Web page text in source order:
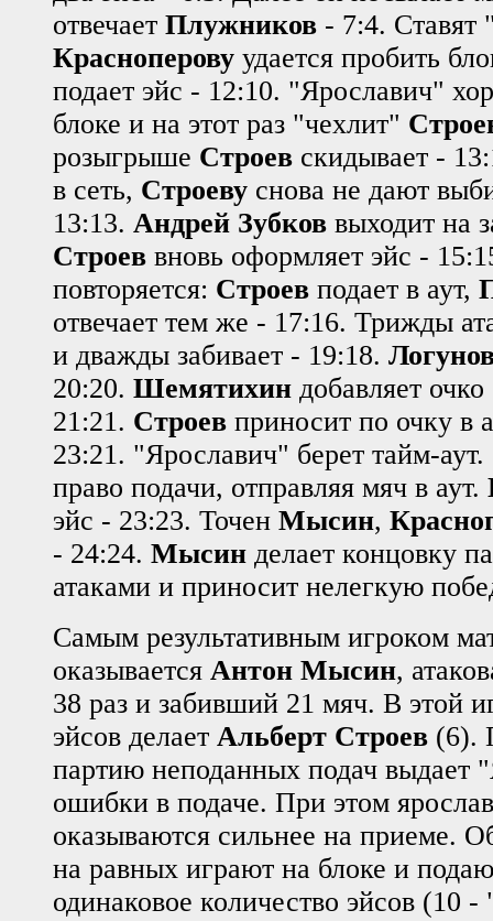
отвечает Плужников - 7:4. Ставят
Красноперову удается пробить
подает эйс - 12:10. "Ярославич"
блоке и на этот раз "чехлит"
розыгрыше Строев скидывает -
в сеть, Строеву снова не дают
13:13. Андрей Зубков выходит на
Строев вновь оформляет эйс -
повторяется: Строев подает в аут,
отвечает тем же - 17:16. Трижды
и дважды забивает - 19:18.
20:20. Шемятихин добавляет
21:21. Строев приносит по очку в
23:21. "Ярославич" берет тайм-аут.
право подачи, отправляя мяч в аут.
эйс - 23:23. Точен Мысин,
- 24:24. Мысин делает концовку
атаками и приносит нелегкую
Самым результативным игроком
оказывается Антон Мысин,
38 раз и забивший 21 мяч. В этой
эйсов делает Альберт Строев (6).
партию неподанных подач выдает
ошибки в подаче. При этом
оказываются сильнее на приеме.
на равных играют на блоке и
одинаковое количество эйсов (10